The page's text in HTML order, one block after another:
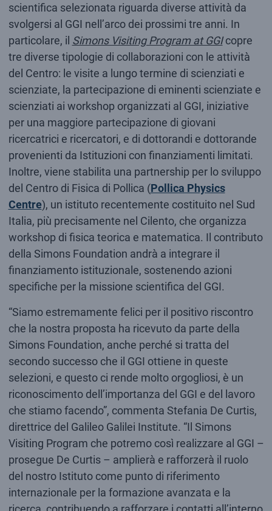
scientifica selezionata riguarda diverse attività da
svolgersi al GGI nell’arco dei prossimi tre anni. In
particolare, il Simons Visiting Program at GGIcopre
tre diverse tipologie di collaborazioni con le attività
del Centro: le visite a lungo termine di scienziati e
scienziate, la partecipazione di eminenti scienziate e
scienziati ai workshop organizzati al GGI, iniziative
per una maggiore partecipazione di giovani
ricercatrici e ricercatori, e di dottorandi e dottorande
provenienti da Istituzioni con finanziamenti limitati.
Inoltre, viene stabilita una partnership per lo sviluppo
del Centro di Fisica di Pollica (Pollica Physics
Centre), un istituto recentemente costituito nel Sud
Italia, più precisamente nel Cilento, che organizza
workshop di fisica teorica e matematica. Il contributo
della Simons Foundation andrà a integrare il
finanziamento istituzionale, sostenendo azioni
specifiche per la missione scientifica del GGI.
“Siamo estremamente felici per il positivo riscontro
che la nostra proposta ha ricevuto da parte della
Simons Foundation, anche perché si tratta del
secondo successo che il GGI ottiene in queste
selezioni, e questo ci rende molto orgogliosi, è un
riconoscimento dell’importanza del GGI e del lavoro
che stiamo facendo”, commenta Stefania De Curtis,
direttrice del Galileo Galilei Institute. “Il Simons
Visiting Program che potremo così realizzare al GGI –
prosegue De Curtis – amplierà e rafforzerà il ruolo
del nostro Istituto come punto di riferimento
internazionale per la formazione avanzata e la